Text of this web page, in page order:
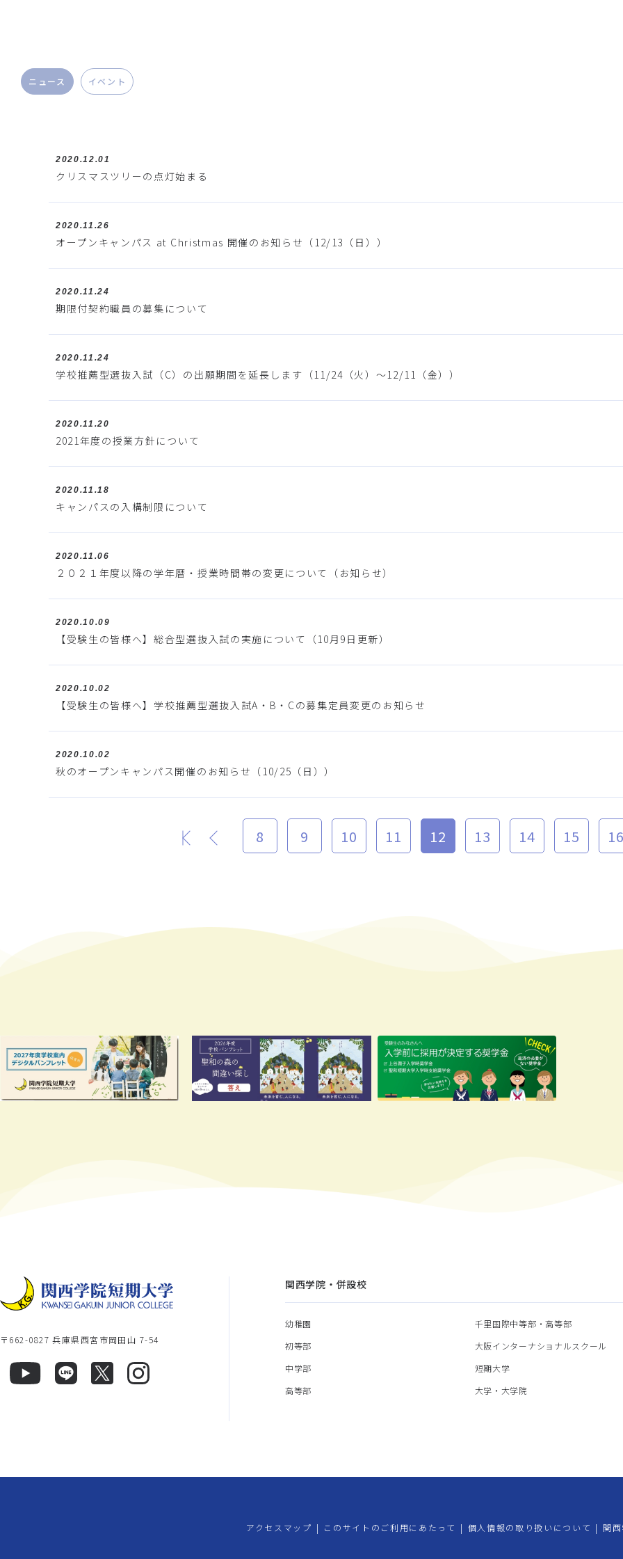
ニュース イベント
2020.12.01
クリスマスツリーの点灯始まる
2020.11.26
オープンキャンパス at Christmas 開催のお知らせ（12/13（日））
2020.11.24
期限付契約職員の募集について
2020.11.24
学校推薦型選抜入試（C）の出願期間を延長します（11/24（火）～12/11（金））
2020.11.20
2021年度の授業方針について
2020.11.18
キャンパスの入構制限について
2020.11.06
２０２１年度以降の学年暦・授業時間帯の変更について（お知らせ）
2020.10.09
【受験生の皆様へ】総合型選抜入試の実施について（10月9日更新）
2020.10.02
【受験生の皆様へ】学校推薦型選抜入試A・B・Cの募集定員変更のお知らせ
2020.10.02
秋のオープンキャンパス開催のお知らせ（10/25（日））
最初 8 9 10 11 12 13 14 15 16
〒662-0827 兵庫県西宮市岡田山 7-54
関西学院・併設校
幼稚園
初等部
中学部
高等部
千里国際中等部・高等部
大阪インターナショナルスクール
短期大学
大学・大学院
アクセスマップ | このサイトのご利用にあたって | 個人情報の取り扱いについて | 関